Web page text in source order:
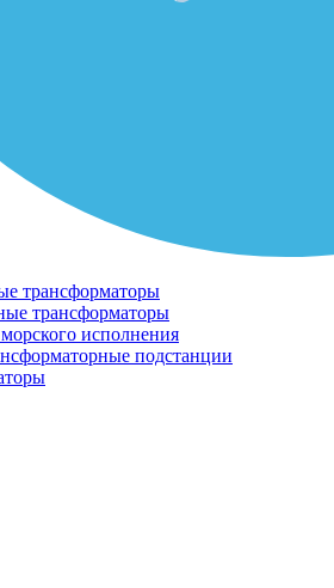
трансформаторы
трансформаторы
исполнения
подстанции